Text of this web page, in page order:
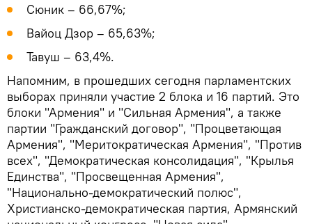
Сюник – 66,67%;
Вайоц Дзор – 65,63%;
Тавуш – 63,4%.
Напомним, в прошедших сегодня парламентских
выборах приняли участие 2 блока и 16 партий. Это
блоки "Армения" и "Сильная Армения", а также
партии "Гражданский договор", "Процветающая
Армения", "Меритократическая Армения", "Против
всех", "Демократическая консолидация", "Крылья
Единства", "Просвещенная Армения",
"Национально-демократический полюс",
Христианско-демократическая партия, Армянский